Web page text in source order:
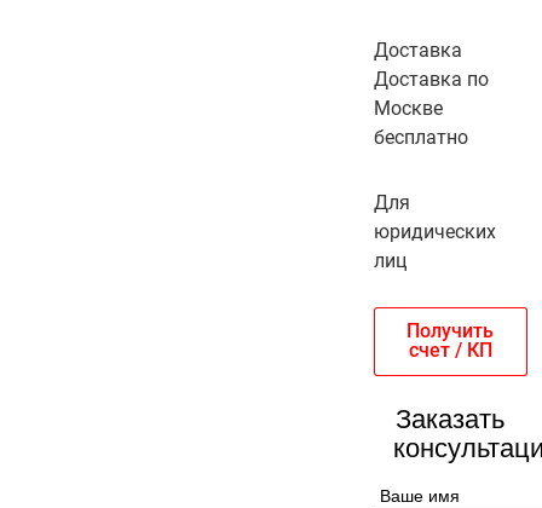
Доставка
Доставка по
Москве
бесплатно
Для
юридических
лиц
Получить
счет / КП
Заказать
Ваше имя